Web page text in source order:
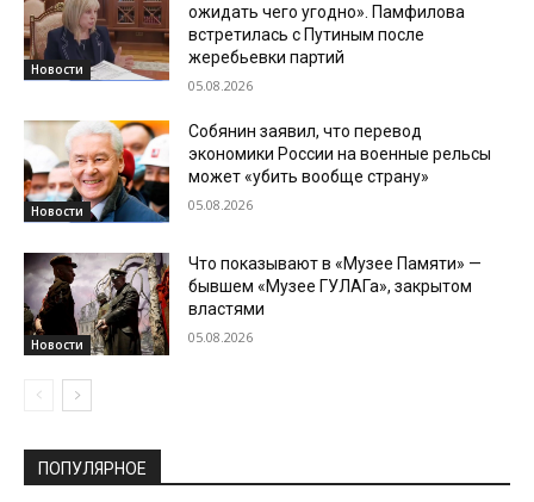
Новости
ожидать чего угодно». Памфилова
встретилась с Путиным после
жеребьевки партий
05.08.2026
Новости
Собянин заявил, что перевод
экономики России на военные рельсы
может «убить вообще страну»
05.08.2026
Новости
Что показывают в «Музее Памяти» —
бывшем «Музее ГУЛАГа», закрытом
властями
05.08.2026
ПОПУЛЯРНОЕ